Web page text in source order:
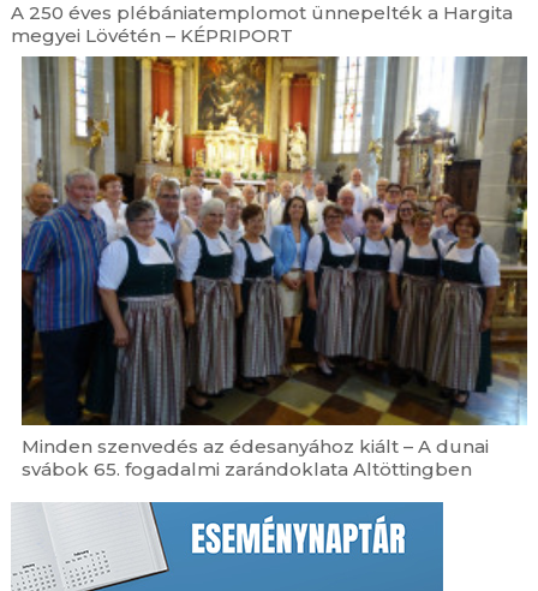
A 250 éves plébániatemplomot ünnepelték a Hargita
megyei Lövétén – KÉPRIPORT
Minden szenvedés az édesanyához kiált – A dunai
svábok 65. fogadalmi zarándoklata Altöttingben